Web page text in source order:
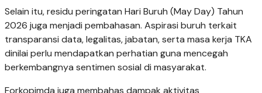
Selain itu, residu peringatan Hari Buruh (May Day) Tahun
2026 juga menjadi pembahasan. Aspirasi buruh terkait
transparansi data, legalitas, jabatan, serta masa kerja TKA
dinilai perlu mendapatkan perhatian guna mencegah
berkembangnya sentimen sosial di masyarakat.
Forkopimda juga membahas dampak aktivitas